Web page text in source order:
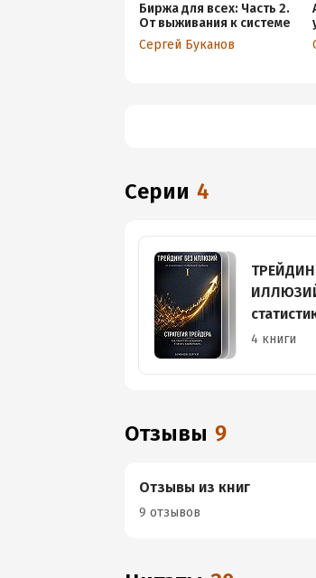
Биржа для всех: Часть 2.
От выживания к системе
Сергей Буканов
Серии 4
4 книги
Отзывы 9
Отзывы из книг
9 отзывов